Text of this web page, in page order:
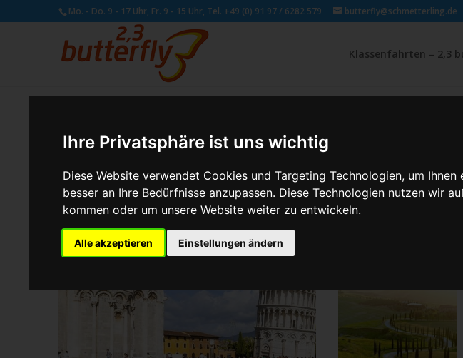
Ihre Privatsphäre ist uns wichtig
Diese Website verwendet Cookies und Targeting Technologien, um
besser an Ihre Bedürfnisse anzupassen. Diese Technologien nutzen wir
kommen oder um unsere Website weiter zu entwickeln.
Alle akzeptieren Einstellungen ändern
Mo. - Do. 9 - 17 Uhr, Fr. 9 - 15 Uhr, Tel. +49 (0) 91 97 / 6282 579 butterfly@schmetterling.de
Klassenfahrten – 2,3